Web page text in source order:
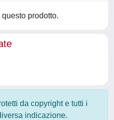
prodotto.
da copyright e tutti i
indicazione.